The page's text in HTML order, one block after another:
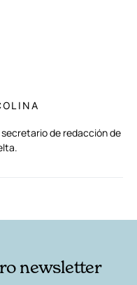
de redacción de
newsletter